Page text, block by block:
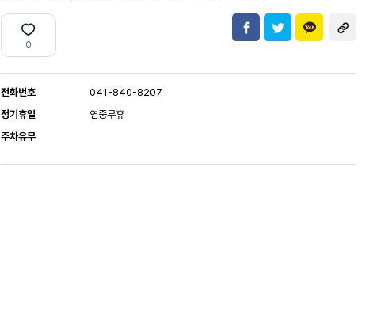
0
전화번호
041-840-8207
정기휴일
연중무휴
주차유무